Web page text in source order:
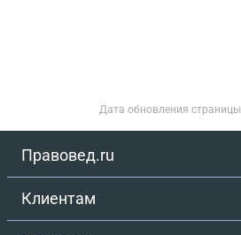
Дата обновления страницы
Правовед.ru
Клиентам